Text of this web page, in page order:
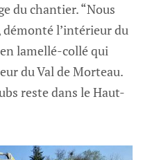
du chantier. “Nous
l’intérieur du
lamellé-collé qui
du Val de Morteau.
reste dans le Haut-